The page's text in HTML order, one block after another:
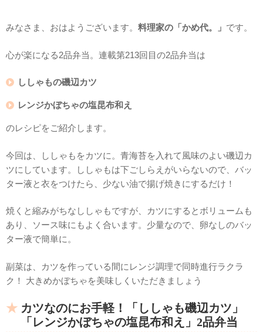
みなさま、おはようございます。 料理家の「かめ代。」 です。
心が楽になる2品弁当。連載第213回目の2品弁当は
ししゃもの磯辺カツ
レンジかぼちゃの塩昆布和え
のレシピをご紹介します。
今回は、ししゃもをカツに。青海苔を入れて風味のよい磯辺カ
ツにしています。ししゃもは下ごしらえがいらないので、バッ
ター液と衣をつけたら、少ない油で揚げ焼きにするだけ！
焼くと縮みがちなししゃもですが、カツにするとボリュームも
あり、ソース味にもよく合います。少量なので、卵なしのバッ
ター液で簡単に。
副菜は、カツを作っている間にレンジ調理で同時進行ラクラ
ク！ 大きめかぼちゃを美味しくいただきましょう
カツなのにお手軽！「ししゃも磯辺カツ」
「レンジかぼちゃの塩昆布和え」2品弁当